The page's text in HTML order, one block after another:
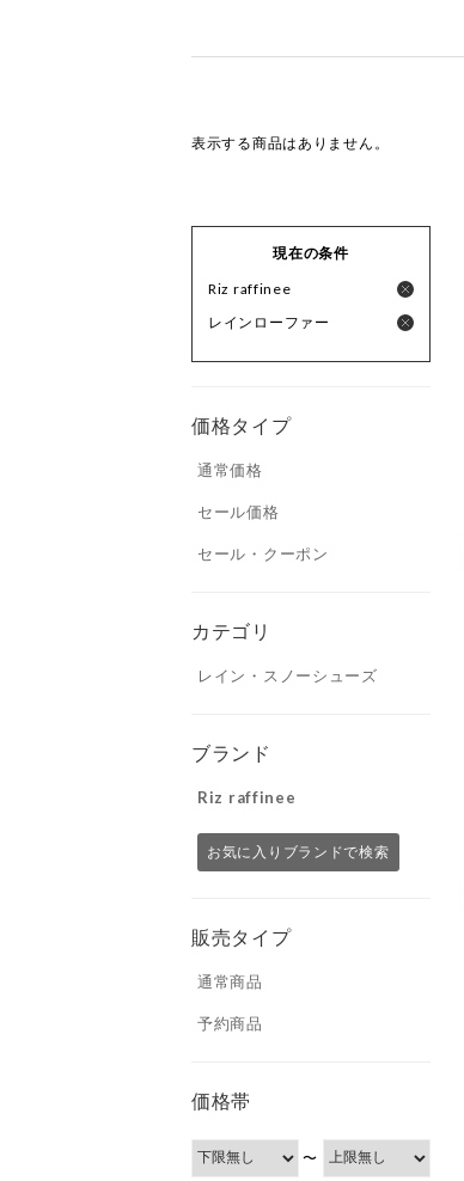
表示する商品はありません。
現在の条件
Riz raffinee
レインローファー
価格タイプ
通常価格
セール価格
セール・クーポン
カテゴリ
レイン・スノーシューズ
ブランド
Riz raffinee
お気に入りブランドで検索
販売タイプ
通常商品
予約商品
価格帯
〜